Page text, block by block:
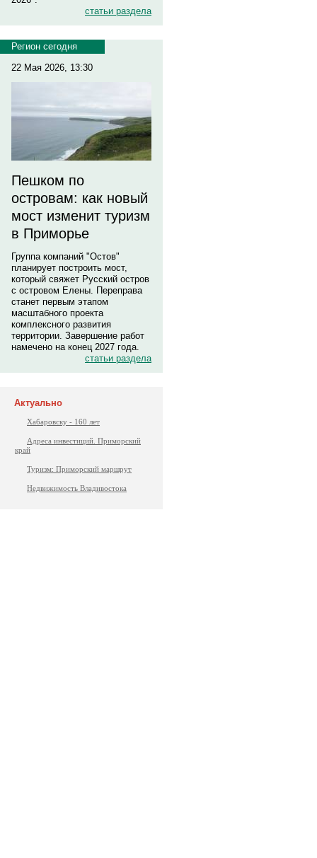
статьи раздела
Регион сегодня
22 Мая 2026, 13:30
Пешком по
островам: как новый
мост изменит туризм
в Приморье
Группа компаний "Остов"
планирует построить мост,
который свяжет Русский остров
с островом Елены. Переправа
станет первым этапом
масштабного проекта
комплексного развития
территории. Завершение работ
намечено на конец 2027 года.
статьи раздела
Актуально
Хабаровску - 160 лет
Адреса инвестиций. Приморский
край
Туризм: Приморский маршрут
Недвижимость Владивостока